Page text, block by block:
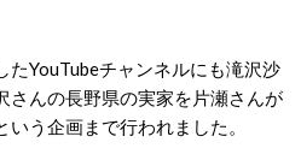
たYouTubeチャンネルにも滝沢沙
さんの長野県の実家を片瀬さんが
いう企画まで行われました 。